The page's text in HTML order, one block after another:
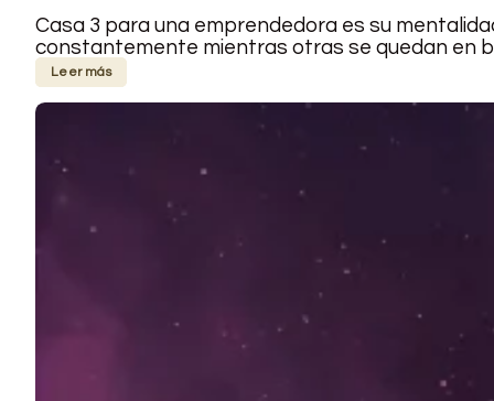
Casa 3 para una emprendedora es su
constantemente mientras otras se quedan en
Leer más